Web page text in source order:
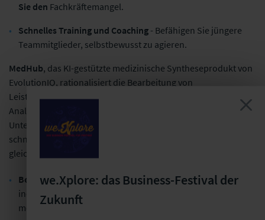
Sie den Fachkräftemangel.
Schnelles Training und Coaching - Befähigen Sie jüngere
Teammitglieder, selbstbewusst zu agieren.
MedHub, das KI-gestützte medizinische Syntheseprodukt von
EvolutionIQ, rationalisiert die Bearbeitung von
Leistungsfalldaten und -dokumenten durch die schnelle
Analyse und Zusammenfassung komplexer medizinischer
Unterlagen weiter. Es extrahiert wichtige Erkenntnisse, die
schnellere und genauere Entscheidungen ermöglichen und
gleichzeitig den Verwaltungsaufwand reduzieren.
Beschleunigen Sie die Bearbeitungder einzelnen Fälle,
indem Sie die wichtigsten Daten aus Hunderten von Seiten
medizinischer Dokumentation erfassen.
we.Xplore: das Business-Festival der
Zukunft